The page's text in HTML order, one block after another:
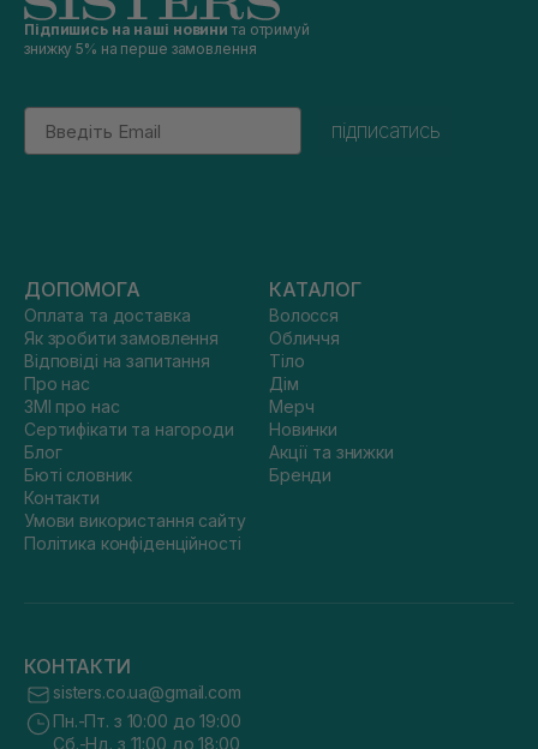
Підпишись на наші новини та отримуй
знижку 5% на перше замовлення
Email
підписатись
ДОПОМОГА
Оплата та доставка
Як зробити замовлення
Відповіді на запитання
Про нас
ЗМІ про нас
Сертифікати та нагороди
Блог
Бюті словник
Контакти
Умови використання сайту
Політика конфіденційності
КАТАЛОГ
Волосся
Обличчя
Тіло
Дім
Мерч
Новинки
Акції та знижки
Бренди
КОНТАКТИ
sisters.co.ua@gmail.com
Пн.-Пт. з 10:00 до 19:00
Сб.-Нд. з 11:00 до 18:00